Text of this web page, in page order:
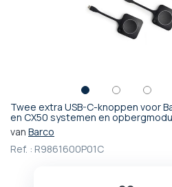
Twee extra USB-C-knoppen voor
en CX50 systemen en
van Barco
Ref. : R9861600P01C
Ga
naar
begin